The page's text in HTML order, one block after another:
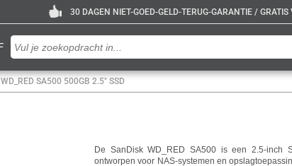
30 DAGEN NIET-GOED-GELD-TERUG-GARANTIE /
SA500 500GB 2.5" SSD
De SanDisk WD_RED SA500 is een 2.5-inch
ontworpen voor NAS-systemen en